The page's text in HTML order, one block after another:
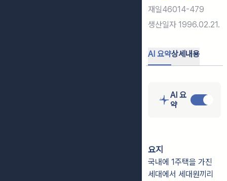
재일46014-479
생산일자 1996.02.21.
AI 요약상세내용
AI 요
약
요지
국내에 1주택을 가진
세대에서 세대원끼리